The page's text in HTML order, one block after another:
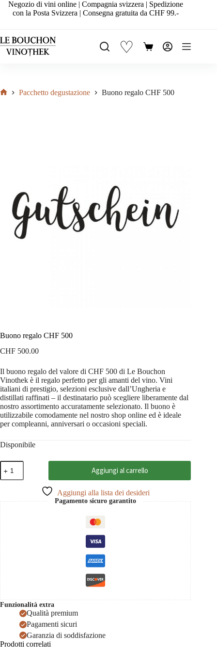
SaltaNegozio di vini online | Compagnia svizzera | Spedizione
con la Posta Svizzera | Consegna gratuita da CHF 99.-
♡ Carrello
Pacchetto degustazione Buono regalo CHF 500
Buono regalo CHF 500
CHF 500.00
Il buono regalo del valore di CHF 500 di Le Bouchon
Vinothek è il regalo perfetto per gli amanti del vino. Vini
italiani di prestigio, selezioni esclusive dall’Ungheria e
distillati raffinati – il destinatario può scegliere liberamente dal
nostro assortimento accuratamente selezionato. Il buono è
utilizzabile comodamente nel nostro shop online ed è ideale
per compleanni, anniversari o occasioni speciali.
Disponibile
Buono
regalo
CHF
Aggiungi al carrello
Aggiungi alla lista dei desideri
Pagamento sicuro garantito
Funzionalità extra
Qualità premium
Pagamenti sicuri
Garanzia di soddisfazione
Prodotti correlati